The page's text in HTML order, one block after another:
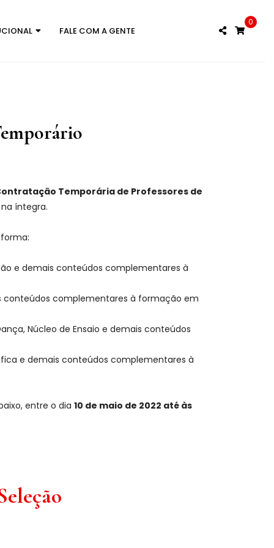
FALE COM A GENTE
0
Temporária de Professores de
na íntegra.
e demais conteúdos complementares à
conteúdos complementares à formação em
Núcleo de Ensaio e demais conteúdos
e demais conteúdos complementares à
entre o dia 10 de maio de 2022 até às